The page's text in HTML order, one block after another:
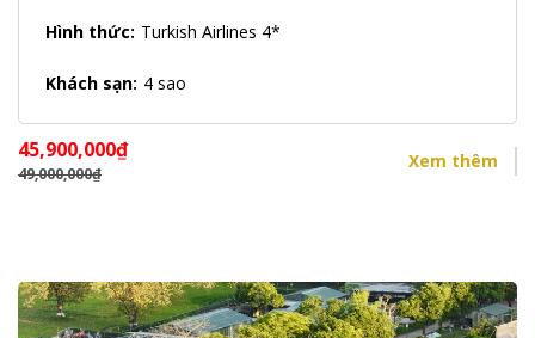
Hình thức: Turkish Airlines 4*
Khách sạn: 4 sao
45,900,000₫
49,000,000₫
Xem thêm